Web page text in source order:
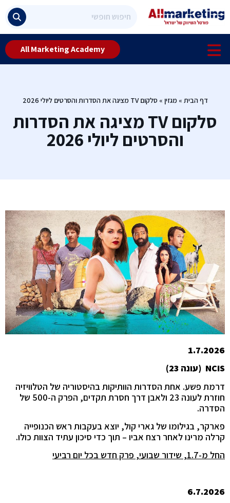
All Marketing Academy
דף הבית » מגזין »סלקום TV מציגה את הסדרות והסרטים ליולי 2026
סלקום TV מציגה את הסדרות
והסרטים ליולי 2026
1.7.2026
NCIS (עונה 23)
דרמת פשע. אחת הסדרות הוותיקות בהיסטוריה של הטלוויזיה
חוזרת לעונה 23 ולאבן דרך חסרת תקדים, הפרק ה-500 של
הסדרה.
פארקר, בגילומו של גארי קול, יוצא בעקבות ראש הכנופייה
קרלה מרינו לאחר רצח אביו – תוך כדי סיכון עתיד הצוות כולו.
החל מ-1.7, שידור שבועי, פרק חדש בכל יום רביעי
6.7.2026